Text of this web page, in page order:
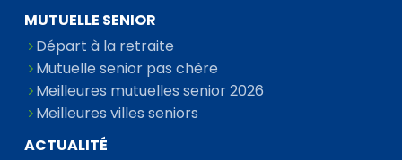
MUTUELLE SENIOR
Départ à la retraite
Mutuelle senior pas chère
Meilleures mutuelles senior 2026
Meilleures villes seniors
ACTUALITÉ